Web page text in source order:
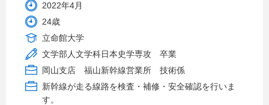
2022年4月
24歳
立命館大学
文学部人文学科日本史学専攻 卒業
岡山支店 福山新幹線営業所 技術係
新幹線が走る線路を検査・補修・安全確認を行いま
す。